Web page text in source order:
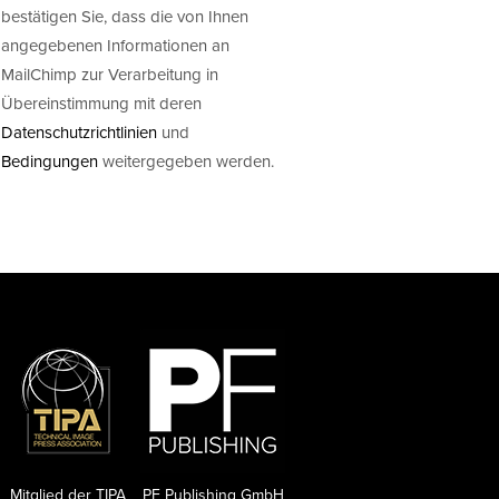
bestätigen Sie, dass die von Ihnen
angegebenen Informationen an
MailChimp zur Verarbeitung in
Übereinstimmung mit deren
Datenschutzrichtlinien und
Bedingungenweitergegeben werden.
PF Publishing GmbH
Mitglied der TIPA